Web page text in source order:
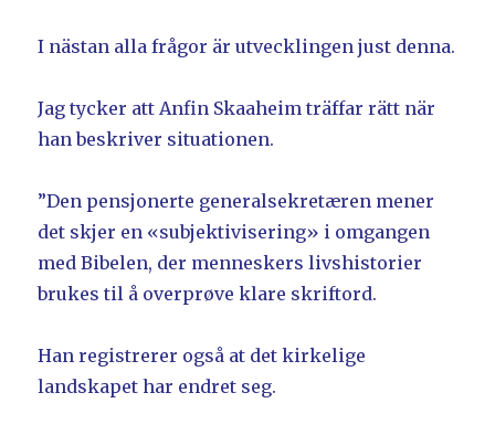
I nästan alla frågor är utvecklingen just denna.
Jag tycker att Anfin Skaaheim träffar rätt när
han beskriver situationen.
”Den pensjonerte generalsekretæren mener
det skjer en «subjektivisering» i omgangen
med Bibelen, der menneskers livshistorier
brukes til å overprøve klare skriftord.
Han registrerer også at det kirkelige
landskapet har endret seg.